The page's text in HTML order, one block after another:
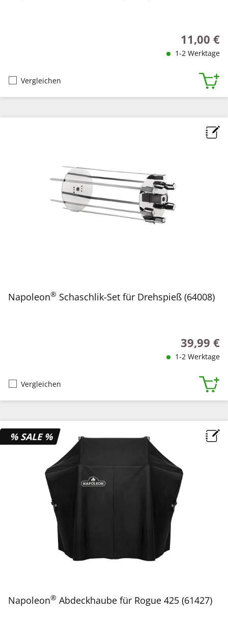
Regulärer
11,00 €
1-2 Werktage
Vergleichen
Napoleon® Schaschlik-Set für Drehspieß (64008)
Regulärer
39,99 €
1-2 Werktage
Vergleichen
% SALE %
Napoleon® Abdeckhaube für Rogue 425 (61427)